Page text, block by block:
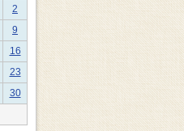
2
9
16
23
30